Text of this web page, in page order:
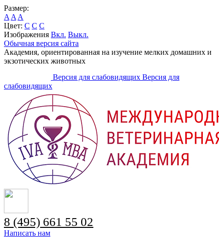
Размер:
A A A
Цвет: C C C
Изображения Вкл. Выкл.
Обычная версия сайта
Академия, ориентированная на изучение мелких домашних и
экзотических животных
Версия для слабовидящих Версия для
слабовидящих
8 (495) 661 55 02
Написать нам